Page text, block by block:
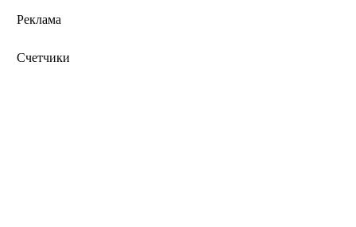
Реклама
Счетчики